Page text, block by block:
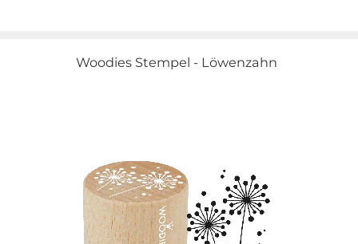
Woodies Stempel - Löwenzahn